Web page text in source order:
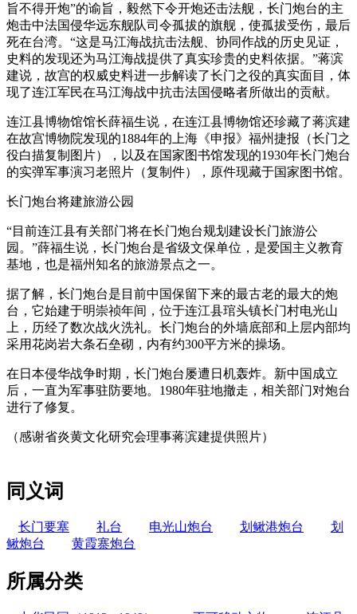
旨不得开炮”的谕旨，毅然下令开炮还击法舰，长门炮台的主
炮击中法国侵华远东舰队司令孤拔的旗舰，使孤拔受伤，最后
死在台湾。“这是马江海战抗击法舰、协同作战的历史见证，
史料的发现还为马江海战提供了真实珍贵的史料依据。”蒋滨
建说，故宫的权威史料进一步解读了长门之役的真实面目，体
现了连江军民在马江海战中抗击法国侵略者所做出的贡献。
连江县博物馆馆长薛福生说，在连江县博物馆还珍藏了蒋滨建
在故宫博物院发现的1884年的上海《申报》福州捷报（长门之
役白描复制图片），以及在国家图书馆发现的1930年长门炮台
的实弹军事演习老照片（复制件），原件现藏于国家图书馆。
长门炮台将建旅游公园
“目前连江县有关部门将在长门炮台规划建设长门旅游公
园。”薛福生说，长门炮台是省级文保单位，是爱国主义教育
基地，也是福州知名的旅游景点之一。
据了解，长门炮台是目前中国保留下来的最古老的最大的炮
台，它始建于明崇祯年间，位于连江县琯头镇长门村电光山
上，历经了数次战火洗礼。长门炮台的外墙底部和上层内部均
采用花岗岩大条石垒砌，内有约300平方米的操场。
在日本侵华战争时期，长门炮台屡遭日机轰炸。新中国成立
后，一直为军事驻防要地。1980年驻地撤走，相关部门对炮台
进行了修复。
（感谢省炎黄文化研究会理事蒋滨建提供照片）
同义词
长门要塞 礼台 电光山炮台 划鳅港炮台
划
鳅炮台
黄霞寨炮台
所属分类